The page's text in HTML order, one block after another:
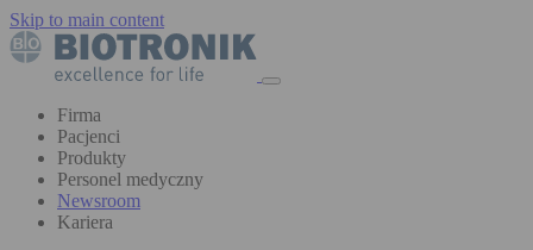
Skip to main content
Firma
Pacjenci
Produkty
Personel medyczny
Newsroom
Kariera